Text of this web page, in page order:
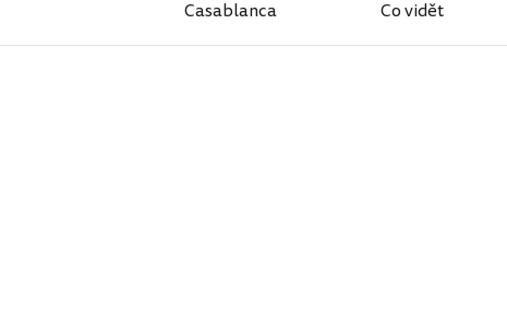
Casablanca Co vidět